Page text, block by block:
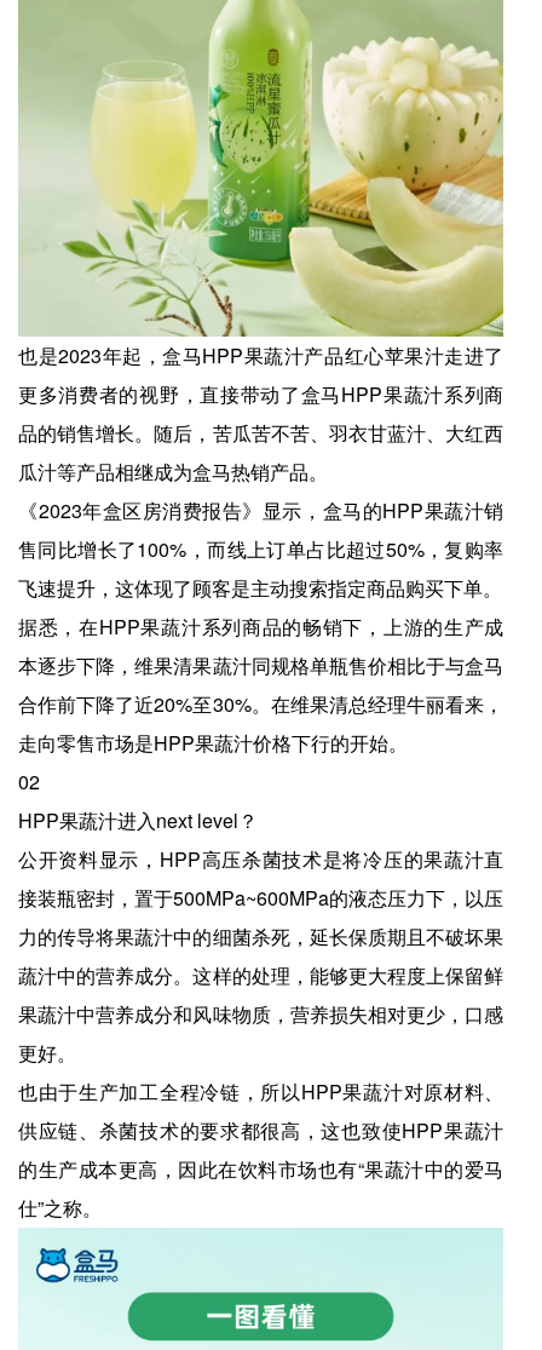
也是2023年起，盒马HPP果蔬汁产品红心苹果汁走进了
更多消费者的视野，直接带动了盒马HPP果蔬汁系列商
品的销售增长。随后，苦瓜苦不苦、羽衣甘蓝汁、大红西
瓜汁等产品相继成为盒马热销产品。
《2023年盒区房消费报告》显示，盒马的HPP果蔬汁销
售同比增长了100%，而线上订单占比超过50%，复购率
飞速提升，这体现了顾客是主动搜索指定商品购买下单。
据悉，在HPP果蔬汁系列商品的畅销下，上游的生产成
本逐步下降，维果清果蔬汁同规格单瓶售价相比于与盒马
合作前下降了近20%至30%。在维果清总经理牛丽看来，
走向零售市场是HPP果蔬汁价格下行的开始。
02
HPP果蔬汁进入next level？
公开资料显示，HPP高压杀菌技术是将冷压的果蔬汁直
接装瓶密封，置于500MPa~600MPa的液态压力下，以压
力的传导将果蔬汁中的细菌杀死，延长保质期且不破坏果
蔬汁中的营养成分。这样的处理，能够更大程度上保留鲜
果蔬汁中营养成分和风味物质，营养损失相对更少，口感
更好。
也由于生产加工全程冷链，所以HPP果蔬汁对原材料、
供应链、杀菌技术的要求都很高，这也致使HPP果蔬汁
的生产成本更高，因此在饮料市场也有“果蔬汁中的爱马
仕”之称。